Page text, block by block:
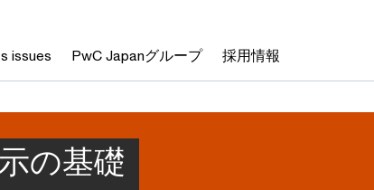
issues PwC Japanグループ 採用情報
の基礎